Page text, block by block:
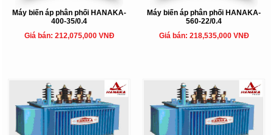
Máy biến áp phân phối HANAKA-
400-35/0.4
Giá bán: 212,075,000 VNĐ
Máy biến áp phân phối HANAKA-
560-22/0.4
Giá bán: 218,535,000 VNĐ